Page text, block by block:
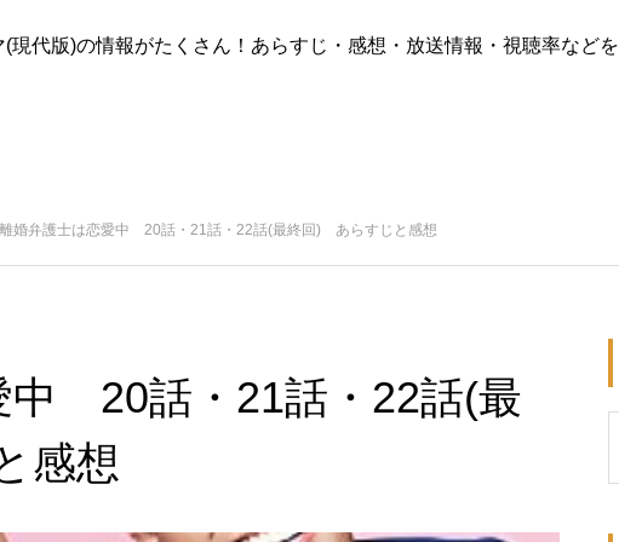
(現代版)の情報がたくさん！あらすじ・感想・放送情報・視聴率などを
離婚弁護士は恋愛中 20話・21話・22話(最終回) あらすじと感想
中 20話・21話・22話(最
感想